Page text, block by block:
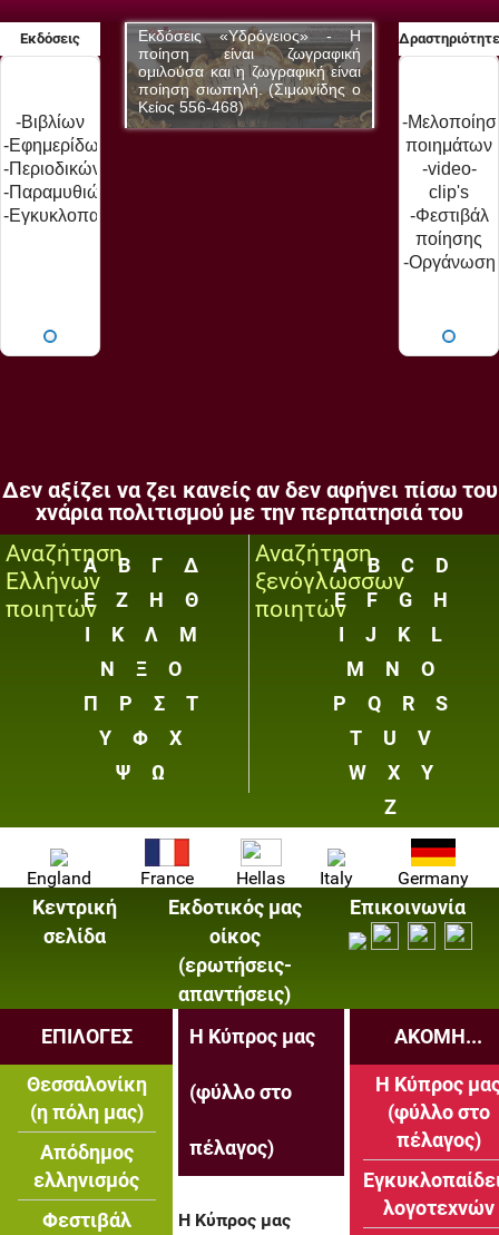
Εκδόσεις
-Βιβλίων
-Εφημερίδων
-Περιοδικών
-Παραμυθιών
-Εγκυκλοπαίδειας
- Η
ζωγραφική
Εκδόσεις «Υδρόγειος» - Η
ποίηση είναι ζωγραφική
ομιλούσα και η ζωγραφική είναι
ποίηση σιωπηλή. (Σιμωνίδης ο
Κείος 556-468)
Εκδόσεις
ποίηση
-
ποιημάτων
-video-
clip's
-Φεστιβάλ
ποίησης
-Οργάνωση
βιβλίων
Δεν αξίζει να ζει κανείς αν δεν αφήνει πίσω του
χνάρια πολιτισμού με την περπατησιά του
Αναζήτηση
Ελλήνων
ποιητών
Α Β Γ
Δ
Ε
Ζ Η
Θ
Ι
Κ Λ
Μ
Ν
Ξ
Ο
Π
Ρ Σ
Τ
Υ
Φ
Χ
Ψ
Ω
Αναζήτηση
ξενόγλωσσων
ποιητών
A B C
D
E
F G
H
I
J K
L
M
N
O
P
Q R
S
T
U
V
W
X
Y
Z
England France Hellas Italy Germany
Κεντρική
σελίδα
Εκδοτικός μας
οίκος
(ερωτήσεις-
απαντήσεις)
Επικοινωνία
ΕΠΙΛΟΓΕΣ
Θεσσαλονίκη
(η πόλη μας)
Απόδημος
ελληνισμός
Φεστιβάλ
Η Κύπρος μας
(φύλλο στο
πέλαγος)
Η Κύπρος μας
ΑΚΟΜΗ...
Η Κύπρος
(φύλλο στο
πέλαγος)
λογοτεχνών